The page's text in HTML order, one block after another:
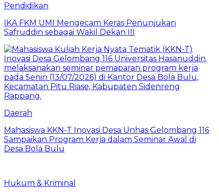
Pendidikan
IKA FKM UMI Mengecam Keras Penunjukan
Safruddin sebagai Wakil Dekan III
Daerah
Mahasiswa KKN-T Inovasi Desa Unhas Gelombang 116
Sampaikan Program Kerja dalam Seminar Awal di
Desa Bola Bulu
Hukum & Kriminal